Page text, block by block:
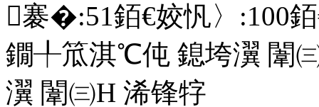
褰�:51銆€姣忛〉:100
鐗╀笟淇℃伅 鎴垮瀷 闈
瀷 闈㈢Н 浠锋牸